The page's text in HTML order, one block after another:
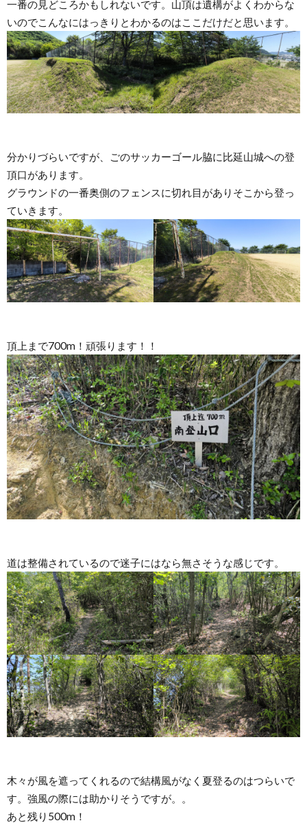
一番の見どころかもしれないです。山頂は遺構がよくわからな
いのでこんなにはっきりとわかるのはここだけだと思います。
分かりづらいですが、ごのサッカーゴール脇に比延山城への登
頂口があります。
グラウンドの一番奥側のフェンスに切れ目がありそこから登っ
ていきます。
頂上まで700m！頑張ります！！
道は整備されているので迷子にはなら無さそうな感じです。
木々が風を遮ってくれるので結構風がなく夏登るのはつらいで
す。強風の際には助かりそうですが。。
あと残り500m！